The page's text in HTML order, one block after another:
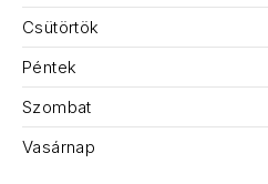
Csütörtök
Péntek
Szombat
Vasárnap